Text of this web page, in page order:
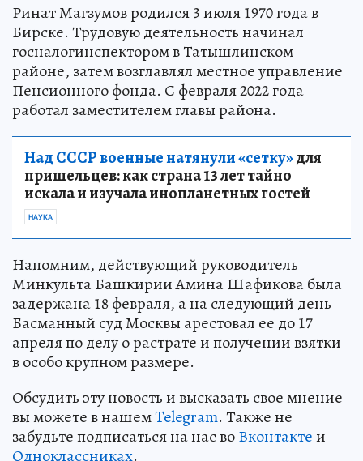
Ринат Магзумов родился 3 июля 1970 года в
Бирске. Трудовую деятельность начинал
госналогинспектором в Татышлинском
районе, затем возглавлял местное управление
Пенсионного фонда. С февраля 2022 года
работал заместителем главы района.
Над СССР военные натянули «сетку»для
пришельцев: как страна 13 лет тайно
искала и изучала инопланетных гостей
НАУКА
Напомним, действующий руководитель
Минкульта Башкирии Амина Шафикова была
задержана 18 февраля, а на следующий день
Басманный суд Москвы арестовал ее до 17
апреля по делу о растрате и получении взятки
в особо крупном размере.
Обсудить эту новость и высказать свое мнение
вы можете в нашемTelegram. Также не
забудьте подписаться на нас воВконтактеи
Одноклассниках.